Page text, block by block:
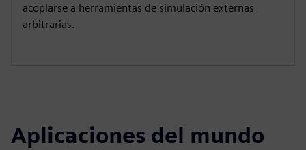
acoplarse a herramientas de simulación externas
arbitrarias.
Aplicaciones del mundo